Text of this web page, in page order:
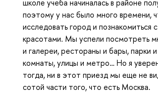
школе учеба начиналась в районе
поэтому у нас было много времени,
исследовать город и познакомиться
красотами. Мы успели посмотреть
и галереи, рестораны и бары, парки
комнаты, улицы и метро… Но я
тогда, ни в этот приезд мы еще не
сотой части того, что есть Москва.